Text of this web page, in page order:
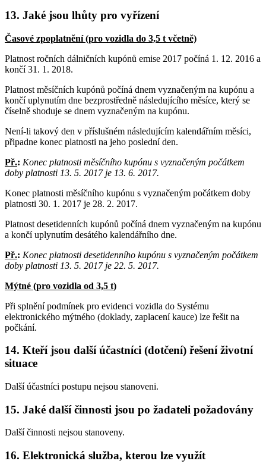
13. Jaké jsou lhůty pro vyřízení
Časové zpoplatnění (pro vozidla do 3,5 t včetně)
Platnost ročních dálničních kupónů emise 2017 počíná 1. 12. 2016 a
končí 31. 1. 2018.
Platnost měsíčních kupónů počíná dnem vyznačeným na kupónu a
končí uplynutím dne bezprostředně následujícího měsíce, který se
číselně shoduje se dnem vyznačeným na kupónu.
Není-li takový den v příslušném následujícím kalendářním měsíci,
připadne konec platnosti na jeho poslední den.
Př.: Konec platnosti měsíčního kupónu s vyznačeným počátkem
doby platnosti 13. 5. 2017 je 13. 6. 2017.
Konec platnosti měsíčního kupónu s vyznačeným počátkem doby
platnosti 30. 1. 2017 je 28. 2. 2017.
Platnost desetidenních kupónů počíná dnem vyznačeným na kupónu
a končí uplynutím desátého kalendářního dne.
Př.: Konec platnosti desetidenního kupónu s vyznačeným počátkem
doby platnosti 13. 5. 2017 je 22. 5. 2017.
Mýtné (pro vozidla od 3,5 t)
Při splnění podmínek pro evidenci vozidla do Systému
elektronického mýtného (doklady, zaplacení kauce) lze řešit na
počkání.
14. Kteří jsou další účastníci (dotčení) řešení životní
situace
Další účastníci postupu nejsou stanoveni.
15. Jaké další činnosti jsou po žadateli požadovány
Další činnosti nejsou stanoveny.
16. Elektronická služba, kterou lze využít